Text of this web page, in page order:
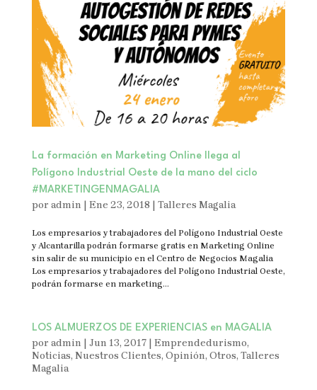
La formación en Marketing Online llega al
Polígono Industrial Oeste de la mano del ciclo
#MARKETINGENMAGALIA
por admin | Ene 23, 2018 | Talleres Magalia
Los empresarios y trabajadores del Polígono Industrial Oeste
y Alcantarilla podrán formarse gratis en Marketing Online
sin salir de su municipio en el Centro de Negocios Magalia
Los empresarios y trabajadores del Polígono Industrial Oeste,
podrán formarse en marketing...
LOS ALMUERZOS DE EXPERIENCIAS en MAGALIA
por admin | Jun 13, 2017| Emprendedurismo,
Noticias, Nuestros Clientes, Opinión, Otros, Talleres
Magalia